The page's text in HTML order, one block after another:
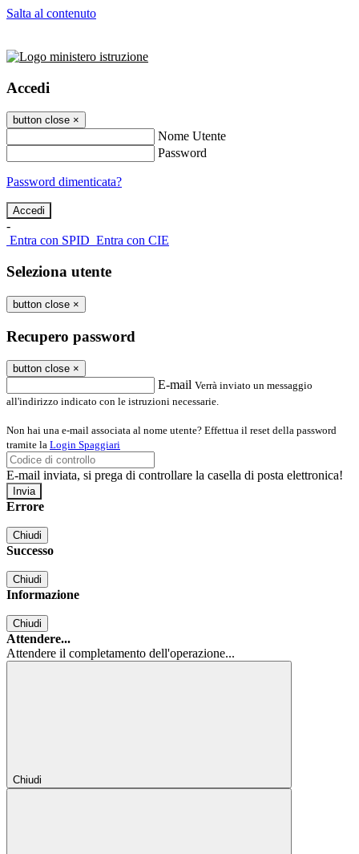
Salta al contenuto
Accedi
button close ×
Nome Utente
Password
Password dimenticata?
-
Entra con SPID Entra con CIE
Seleziona utente
button close ×
Recupero password
button close ×
E-mail Verrà inviato un messaggio
all'indirizzo indicato con le istruzioni necessarie.
Non hai una e-mail associata al nome utente? Effettua il reset della password
tramite la Login Spaggiari
E-mail inviata, si prega di controllare la casella di posta elettronica!
Errore
Chiudi
Successo
Chiudi
Informazione
Chiudi
Attendere...
Attendere il completamento dell'operazione...
Chiudi